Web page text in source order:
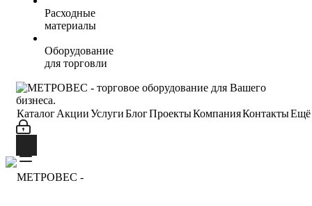
Расходные
материалы
Оборудование
для торговли
КаталогАкцииУслугиБлогПроектыКомпанияКонтактыЕщё